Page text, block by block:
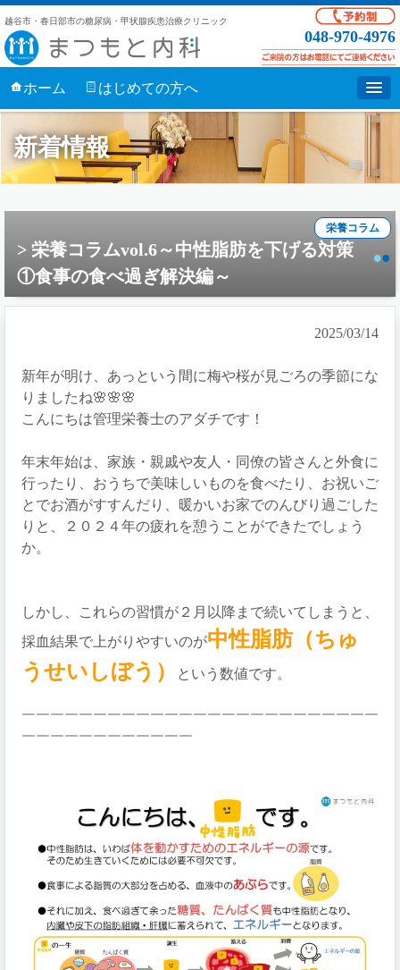
越谷市・春日部市の糖尿病・甲状腺疾患治療クリニック
048-970-4976
ホーム はじめての方へ
新着情報
栄養コラム
栄養コラムvol.6～中性脂肪を下げる対策
①食事の食べ過ぎ解決編～
2025/03/14
新年が明け、あっという間に梅や桜が見ごろの季節にな
りましたね🌸🌸🌸
こんにちは管理栄養士のアダチです！
年末年始は、家族・親戚や友人・同僚の皆さんと外食に
行ったり、おうちで美味しいものを食べたり、お祝いご
とでお酒がすすんだり、暖かいお家でのんびり過ごした
りと、２０２４年の疲れを憩うことができたでしょう
か。
しかし、これらの習慣が２月以降まで続いてしまうと、
採血結果で上がりやすいのが中性脂肪（ちゅ
うせいしぼう）
という数値です。
￣￣￣￣￣￣￣￣￣￣￣￣￣￣￣￣￣￣￣￣￣￣￣￣￣
￣￣￣￣￣￣￣￣￣￣￣￣